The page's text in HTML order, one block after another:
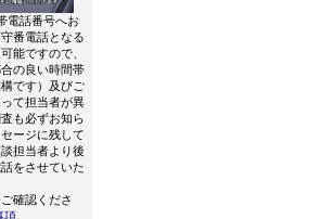
電話番号へお
番電話となる
能ですので、
の良い時間帯
です）及びご
て担当者が異
も必ずお知ら
ージに残して
担当者より後
をさせていた
確認くださ
項